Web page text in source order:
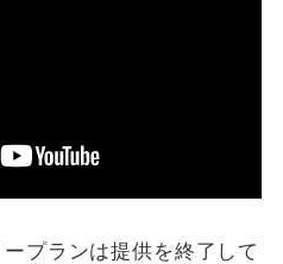
プランは提供を終了して